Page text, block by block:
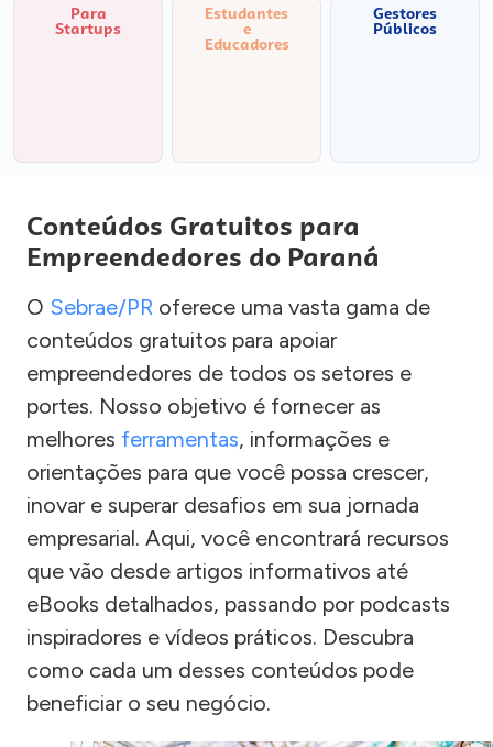
Para
Startups
Estudantes
e
Educadores
Gestores
Públicos
Conteúdos Gratuitos para
Empreendedores do Paraná
O Sebrae/PR oferece uma vasta gama de
conteúdos gratuitos para apoiar
empreendedores de todos os setores e
portes. Nosso objetivo é fornecer as
melhores ferramentas, informações e
orientações para que você possa crescer,
inovar e superar desafios em sua jornada
empresarial. Aqui, você encontrará recursos
que vão desde artigos informativos até
eBooks detalhados, passando por podcasts
inspiradores e vídeos práticos. Descubra
como cada um desses conteúdos pode
beneficiar o seu negócio.